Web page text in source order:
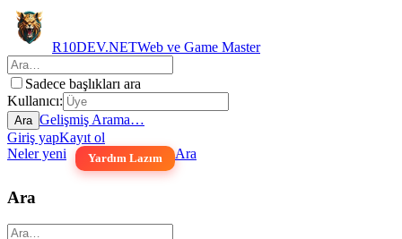
R10DEV.NETWeb ve Game Master
Sadece başlıkları ara
Kullanıcı:
Ara Gelişmiş Arama…
Giriş yapKayıt ol
Neler yeni
Yardım Lazım Ara
Ara